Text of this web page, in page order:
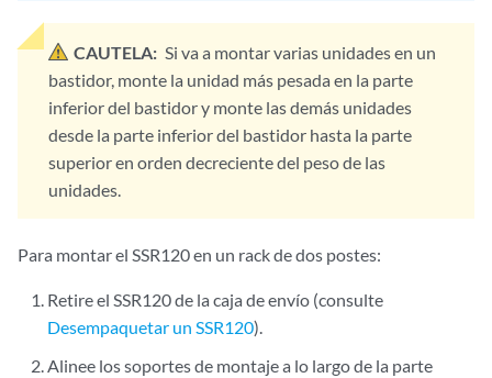
CAUTELA: Si va a montar varias unidades en un
bastidor, monte la unidad más pesada en la parte
inferior del bastidor y monte las demás unidades
desde la parte inferior del bastidor hasta la parte
superior en orden decreciente del peso de las
unidades.
Para montar el SSR120 en un rack de dos postes:
Retire el SSR120 de la caja de envío (consulte
Desempaquetar un SSR120).
Alinee los soportes de montaje a lo largo de la parte